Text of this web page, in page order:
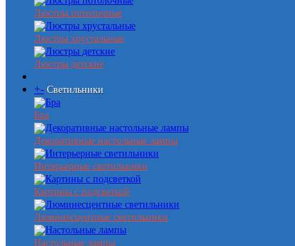
Люстры потолочные
Люстры хрустальные
Люстры детские
+- Светильники
Бра
Декоративные настольные лампы
Интерьерные светильники
Картины с подсветкой
Люминесцентные светильники
Настольные лампы